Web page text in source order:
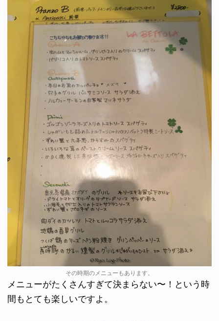
その時期のメニューもあります。
メニューがたくさんすぎて決まらない〜！という時
間もとても楽しいですよ。